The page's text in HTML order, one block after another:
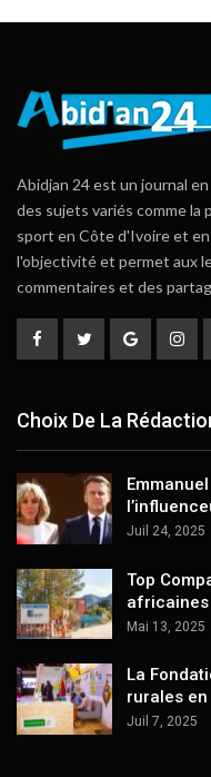
Abidjan 24 est un journal
des sujets variés comme la
sport en Côte d'Ivoire et
l'objectivité et permet aux
commentaires et des
Choix De La
Juil 24, 2025
Top
africaines
Mai 13, 2025
La
rurales
Juil 7, 2025